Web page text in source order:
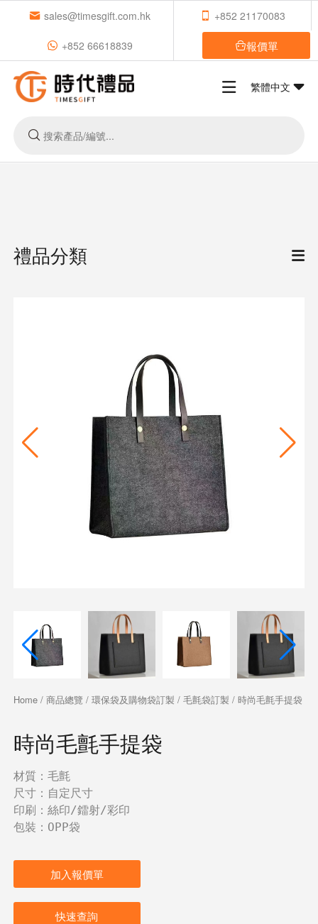
sales@timesgift.com.hk +852 21170083
+852 66618839 報價單
繁體中文
禮品分類
Home/ 商品總覽 / 環保袋及購物袋訂製 / 毛氈袋訂製 / 時尚毛氈手提袋
時尚毛氈手提袋
材質：毛氈
尺寸：自定尺寸
印刷：絲印/鐳射/彩印
包裝：OPP袋
加入報價單
快速查詢